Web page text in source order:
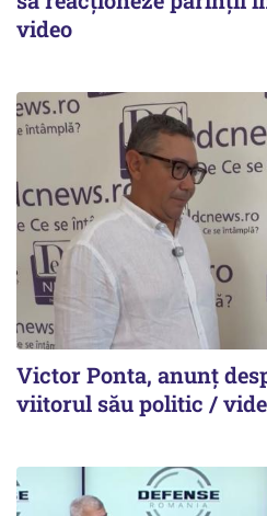
video
Victor Ponta, anunț
viitorul său politic /